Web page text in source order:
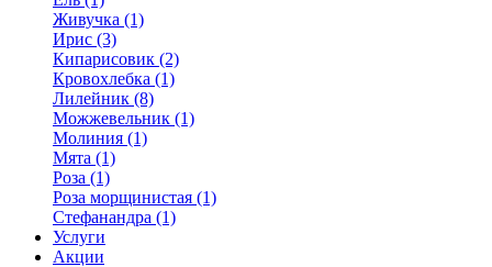
Живучка (1)
Ирис (3)
Кипарисовик (2)
Кровохлебка (1)
Лилейник (8)
Можжевельник (1)
Молиния (1)
Мята (1)
Роза (1)
Роза морщинистая (1)
Стефанандра (1)
Услуги
Акции